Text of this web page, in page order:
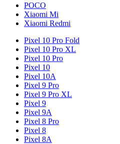
POCO
Xiaomi Mi
Xiaomi Redmi
Pixel 10 Pro Fold
Pixel 10 Pro XL
Pixel 10 Pro
Pixel 10
Pixel 10A
Pixel 9 Pro
Pixel 9 Pro XL
Pixel 9
Pixel 9A
Pixel 8 Pro
Pixel 8
Pixel 8A